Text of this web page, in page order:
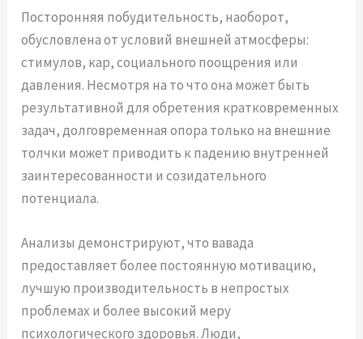
Посторонняя побудительность, наоборот,
обусловлена от условий внешней атмосферы:
стимулов, кар, социального поощрения или
давления. Несмотря на то что она может быть
результативной для обретения кратковременных
задач, долговременная опора только на внешние
толчки может приводить к падению внутренней
заинтересованности и созидательного
потенциала.
Анализы демонстрируют, что вавада
предоставляет более постоянную мотивацию,
лучшую производительность в непростых
проблемах и более высокий меру
психологического здоровья. Люди,